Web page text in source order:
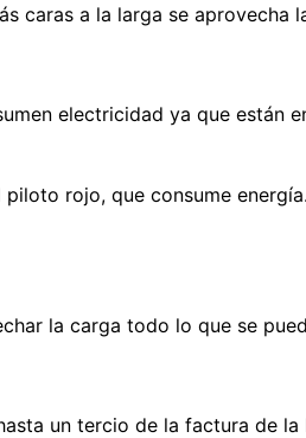
caras a la larga se aprovecha
electricidad ya que están
rojo, que consume
la carga todo lo que se
un tercio de la factura de